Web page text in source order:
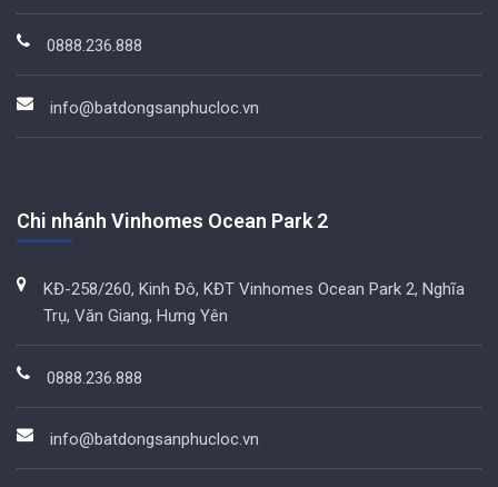
0888.236.888
info@batdongsanphucloc.vn
Chi nhánh Vinhomes Ocean Park 2
KĐ-258/260, Kinh Đô, KĐT Vinhomes Ocean Park 2, Nghĩa
Trụ, Văn Giang, Hưng Yên
0888.236.888
info@batdongsanphucloc.vn